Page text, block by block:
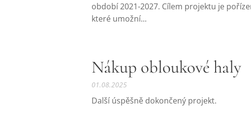
období 2021-2027. Cílem projektu je
které umožní...
Nákup obloukové haly
01.08.2025
Další úspěšně dokončený projekt.